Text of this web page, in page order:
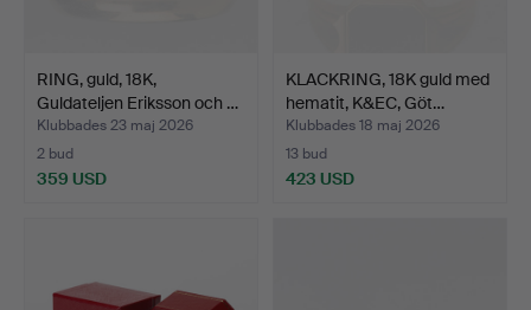
RING, guld, 18K,
Guldateljen Eriksson och …
Klubbades 23 maj 2026
2 bud
359 USD
KLACKRING, 18K guld med
hematit, K&EC, Göt…
Klubbades 18 maj 2026
13 bud
423 USD